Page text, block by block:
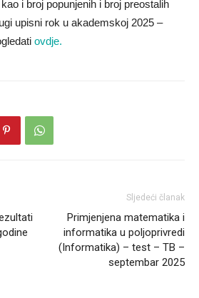
i broj popunjenih i broj preostalih
upisni rok u akademskoj 2025 –
ovdje.
Sljedeći članak
Primjenjena matematika i
informatika u poljoprivredi
(Informatika) – test – TB –
septembar 2025